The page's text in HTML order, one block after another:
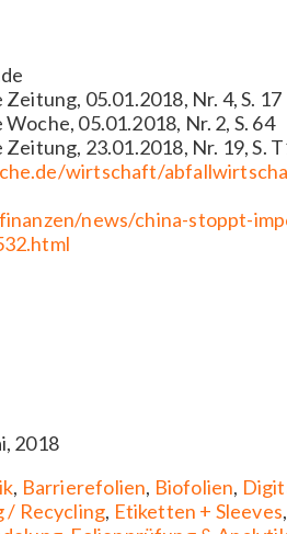
05.01.2018, Nr. 4, S. 17
05.01.2018, Nr. 2, S. 64
23.01.2018, Nr. 19, S.
wirtschaft/
news/china-stoppt-
2018
, Barrierefolien, Biofolien,
/ Recycling, Etiketten + Sleeves,